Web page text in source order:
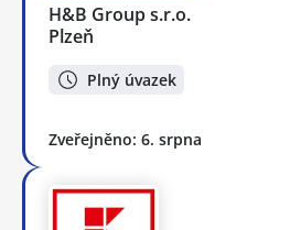
H&B Group s.r.o.
Plzeň
Plný úvazek
Zveřejněno: 6. srpna